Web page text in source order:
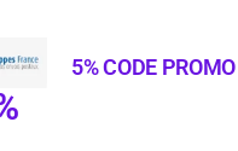
5% CODE